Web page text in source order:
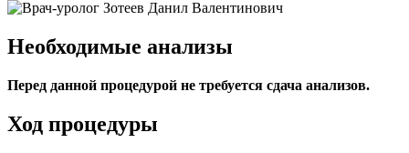
Необходимые анализы
Перед данной процедурой не требуется сдача анализов.
Ход процедуры